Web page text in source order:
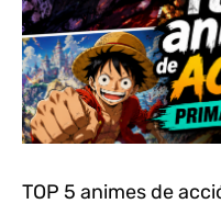
TOP 5 animes de